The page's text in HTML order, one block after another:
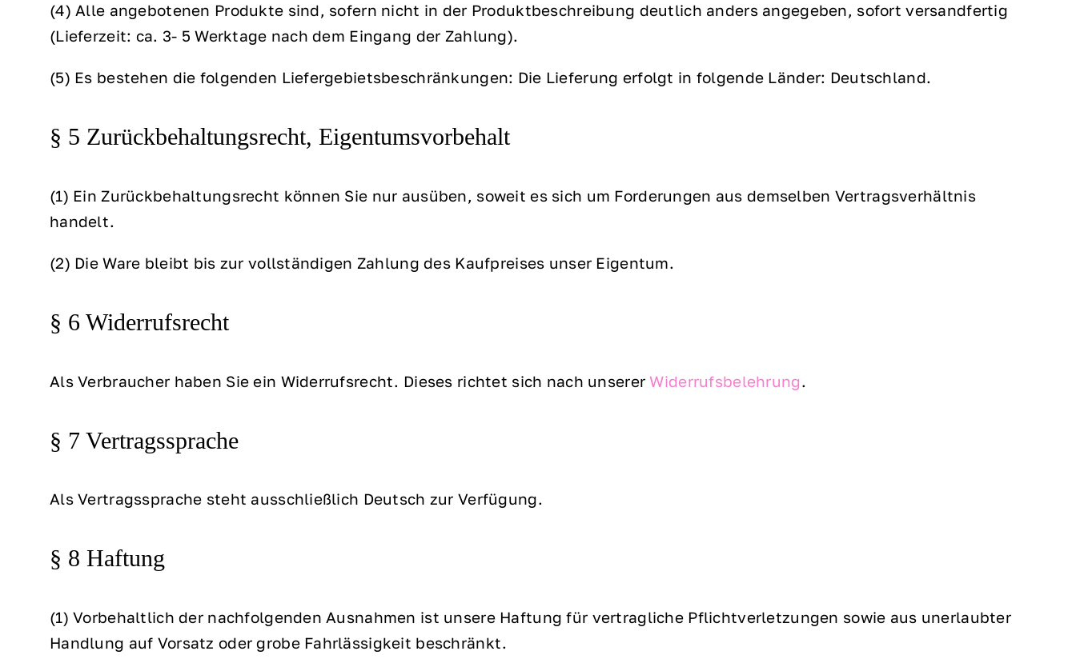
(4) Alle angebotenen Produkte sind, sofern nicht in der Produktbeschreibung deutlich anders angegeben, sofort versandfertig
(Lieferzeit: ca. 3- 5 Werktage nach dem Eingang der Zahlung).
(5) Es bestehen die folgenden Liefergebietsbeschränkungen: Die Lieferung erfolgt in folgende Länder: Deutschland.
§ 5 Zurückbehaltungsrecht, Eigentumsvorbehalt
(1) Ein Zurückbehaltungsrecht können Sie nur ausüben, soweit es sich um Forderungen aus demselben Vertragsverhältnis
handelt.
(2) Die Ware bleibt bis zur vollständigen Zahlung des Kaufpreises unser Eigentum.
§ 6 Widerrufsrecht
Als Verbraucher haben Sie ein Widerrufsrecht. Dieses richtet sich nach unsererWiderrufsbelehrung.
§ 7 Vertragssprache
Als Vertragssprache steht ausschließlich Deutsch zur Verfügung.
§ 8 Haftung
(1) Vorbehaltlich der nachfolgenden Ausnahmen ist unsere Haftung für vertragliche Pflichtverletzungen sowie aus unerlaubter
Handlung auf Vorsatz oder grobe Fahrlässigkeit beschränkt.